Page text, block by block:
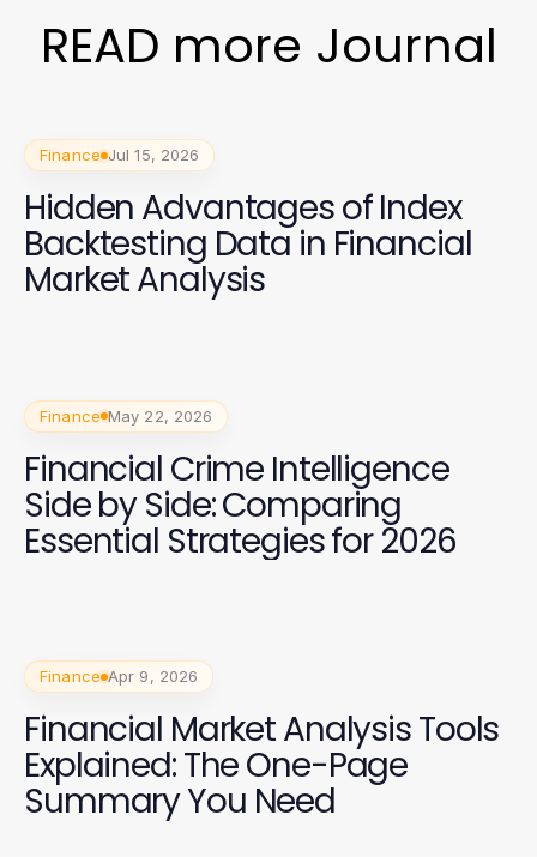
READ more Journal
Finance Jul 15, 2026
Hidden Advantages of Index
Backtesting Data in Financial
Market Analysis
Finance May 22, 2026
Financial Crime Intelligence
Side by Side: Comparing
Essential Strategies for 2026
Finance Apr 9, 2026
Financial Market Analysis Tools
Explained: The One-Page
Summary You Need